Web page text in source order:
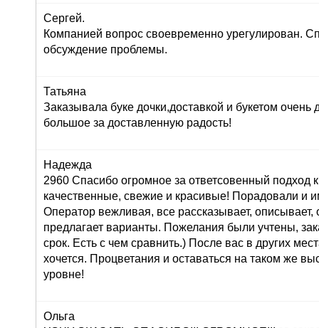
Сергей.
Компанией вопрос своевременно урегулирован.
обсуждение проблемы.
Татьяна
Заказывала буке дочки,доставкой и букетом
большое за доставленную радость!
Надежда
2960 Спасибо огромное за ответсовенный подход
качественные, свежие и красивые! Порадовали и
Оператор вежливая, все рассказывает, описывает,
предлагает варианты. Пожелания были учтены,
срок. Есть с чем сравнить.) После вас в других
хочется. Процветания и оставаться на таком же
уровне!
Ольга